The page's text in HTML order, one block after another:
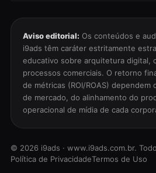
Aviso editorial: Os conteúdos e
i9ads têm caráter estritamente
educativo sobre arquitetura digital,
processos comerciais. O retorno
de métricas (ROI/ROAS) dependem
de mercado, do alinhamento do
operacional de mídia de cada
© 2026 i9ads · www.i9ads.com.br.
Política de PrivacidadeTermos de Uso